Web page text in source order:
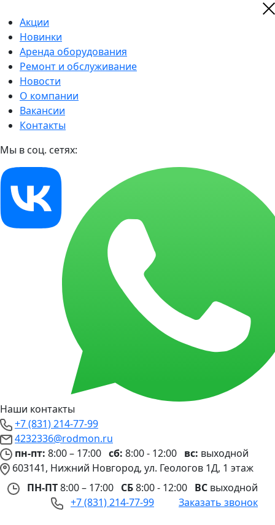
Акции
Новинки
Аренда оборудования
Ремонт и обслуживание
Новости
О компании
Вакансии
Контакты
Мы в соц. сетях:
Наши контакты
+7 (831) 214-77-99
4232336@rodmon.ru
пн-пт: 8:00 – 17:00 сб: 8:00 - 12:00 вс: выходной
603141, Нижний Новгород, ул. Геологов 1Д, 1 этаж
ПН-ПТ8:00 – 17:00 СБ8:00 - 12:00 ВС выходной
+7 (831) 214-77-99
Заказать звонок